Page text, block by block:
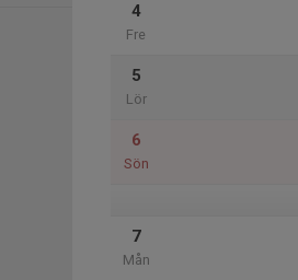
4
Fre
5
Lör
6
Sön
7
Mån